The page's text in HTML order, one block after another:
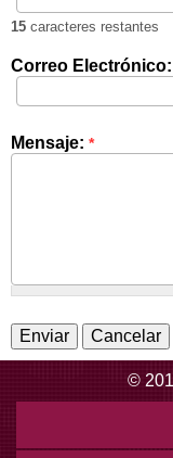
15 caracteres restantes
Correo Electrónico:
Mensaje: *
©